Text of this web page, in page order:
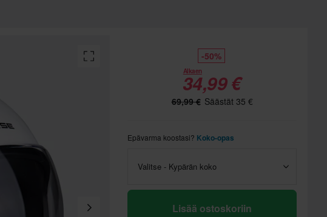
-50%
Alkaen
34,99 €
69,99 € Säästät 35 €
Epävarma koostasi? Koko-opas
Valitse - Kypärän koko
Lisää ostoskoriin